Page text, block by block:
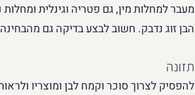
מעבר למחלות מין, גם פטריה וגינלית ומחלות
הבן זוג נדבק. חשוב לבצע בדיקה גם
תזונה
להפסיק לצרוך סוכר וקמח לבן ומוצריו